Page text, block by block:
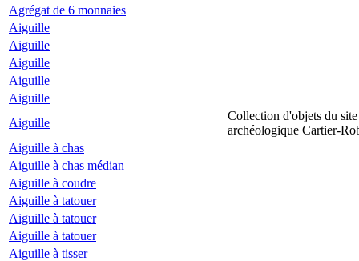
Agrégat de 6 monnaies
Aiguille
Aiguille
Aiguille
Aiguille
Aiguille
Aiguille
Collection d'objets du site
archéologique Cartier-
Aiguille à chas
Aiguille à chas médian
Aiguille à coudre
Aiguille à tatouer
Aiguille à tatouer
Aiguille à tatouer
Aiguille à tisser